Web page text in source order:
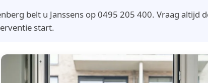
belt u Janssens op 0495 205 400. Vraag altijd
start.